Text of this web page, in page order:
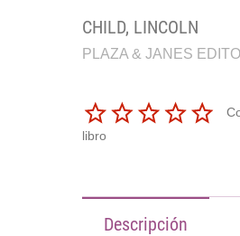
CHILD, LINCOLN
PLAZA & JANES
libro
Descripción